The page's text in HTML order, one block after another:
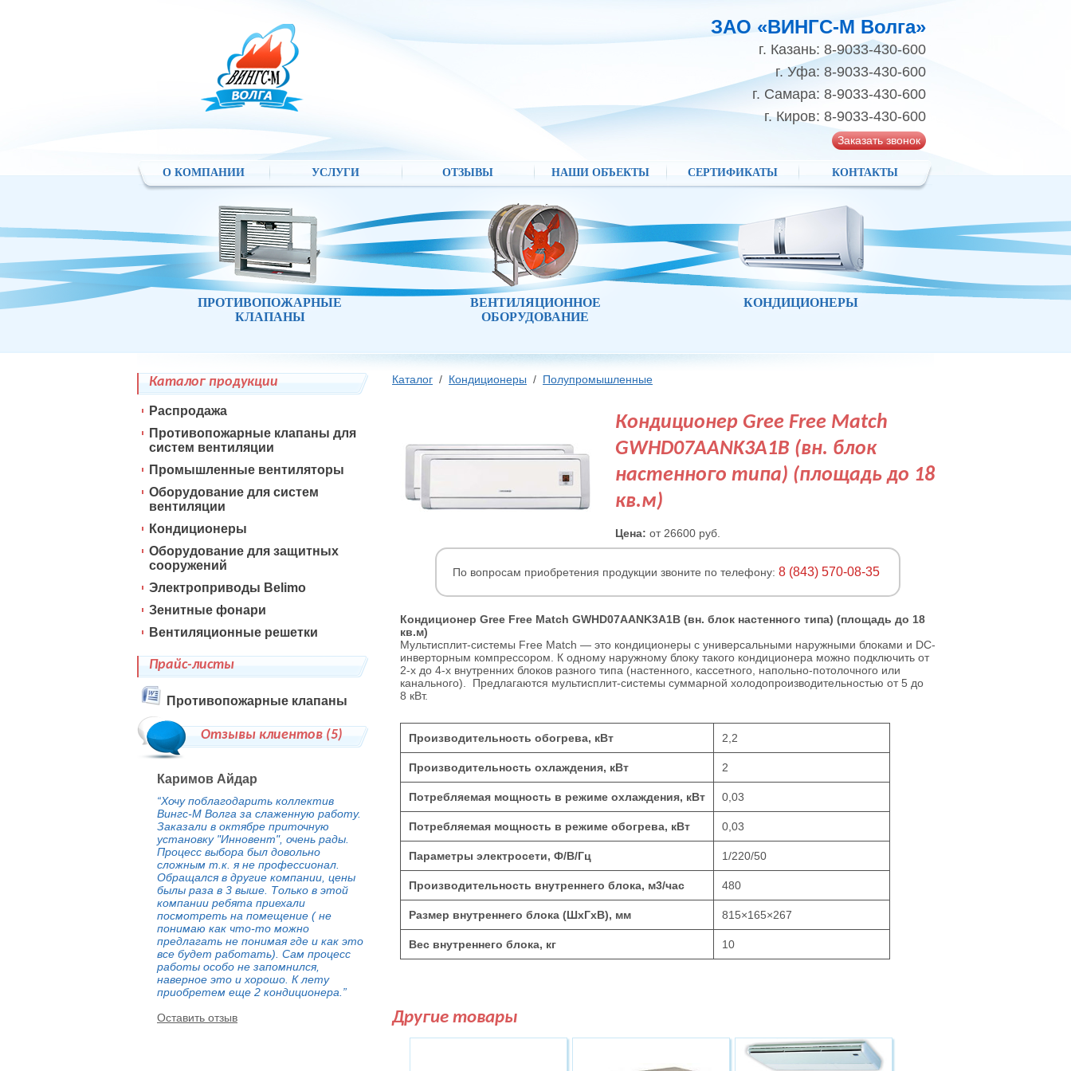
ЗАО «ВИНГС-М Волга»
г. Казань: 8-9033-430-600
г. Уфа: 8-9033-430-600
г. Самара: 8-9033-430-600
г. Киров: 8-9033-430-600
Заказать звонок
О КОМПАНИИ УСЛУГИ ОТЗЫВЫ НАШИ ОБЪЕКТЫ СЕРТИФИКАТЫ КОНТАКТЫ
ПРОТИВОПОЖАРНЫЕ
КЛАПАНЫ
ВЕНТИЛЯЦИОННОЕ
ОБОРУДОВАНИЕ
КОНДИЦИОНЕРЫ
Каталог / Кондиционеры / Полупромышленные
Кондиционер Gree Free Match
GWHD07AANK3A1B (вн. блок
настенного типа) (площадь до 18
кв.м)
Цена: от 26600 руб.
По вопросам приобретения продукции звоните по телефону: 8 (843) 570-08-35
Кондиционер Gree Free Match GWHD07AANK3A1B (вн. блок настенного типа) (площадь до 18
кв.м)
Мультисплит-системы Free Match — это кондиционеры с универсальными наружными блоками и DC-
инверторным компрессором. К одному наружному блоку такого кондиционера можно подключить от
2-х до 4-х внутренних блоков разного типа (настенного, кассетного, напольно-потолочного или
канального). Предлагаются мультисплит-системы суммарной холодопроизводительностью от 5 до
8 кВт.
Производительность обогрева, кВт 2,2
Производительность охлаждения, кВт 2
Потребляемая мощность в режиме охлаждения, кВт 0,03
Потребляемая мощность в режиме обогрева, кВт 0,03
Параметры электросети, Ф/В/Гц 1/220/50
Производительность внутреннего блока, м3/час 480
Размер внутреннего блока (ШхГхВ), мм 815×165×267
Вес внутреннего блока, кг 10
Другие товары
Каталог продукции
Распродажа
Противопожарные клапаны для
систем вентиляции
Промышленные вентиляторы
Оборудование для систем
вентиляции
Кондиционеры
Оборудование для защитных
сооружений
Электроприводы Belimo
Зенитные фонари
Вентиляционные решетки
Прайс-листы
Противопожарные клапаны
Отзывы клиентов (5)
Каримов Айдар
“Хочу поблагодарить коллектив
Вингс-М Волга за слаженную работу.
Заказали в октябре приточную
установку "Инновент", очень рады.
Процесс выбора был довольно
сложным т.к. я не профессионал.
Обращался в другие компании, цены
былы раза в 3 выше. Только в этой
компании ребята приехали
посмотреть на помещение ( не
понимаю как что-то можно
предлагать не понимая где и как это
все будет работать). Сам процесс
работы особо не запомнился,
наверное это и хорошо. К лету
приобретем еще 2 кондиционера.”
Оставить отзыв